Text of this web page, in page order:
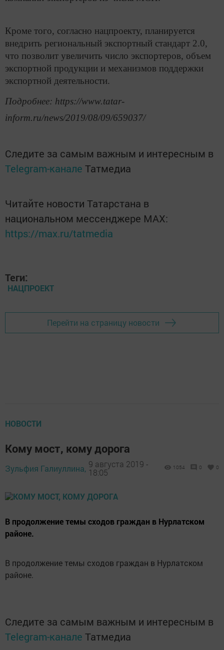
Кроме того, согласно нацпроекту, планируется
внедрить региональный экспортный стандарт 2.0,
что позволит увеличить число экспортеров, объем
экспортной продукции и механизмов поддержки
экспортной деятельности.
Подробнее: https://www.tatar-
inform.ru/news/2019/08/09/659037/
Следите за самым важным и интересным в
Telegram-канале Татмедиа
Читайте новости Татарстана в
национальном мессенджере MАХ:
https://max.ru/tatmedia
Теги:
НАЦПРОЕКТ
Перейти на страницу новости
НОВОСТИ
Кому мост, кому дорога
Зульфия Галиуллина, 9 августа 2019 -
18:05
1054 0 0
В продолжение темы сходов граждан в Нурлатском
районе.
В продолжение темы сходов граждан в Нурлатском
районе.
Следите за самым важным и интересным в
Telegram-канале Татмедиа